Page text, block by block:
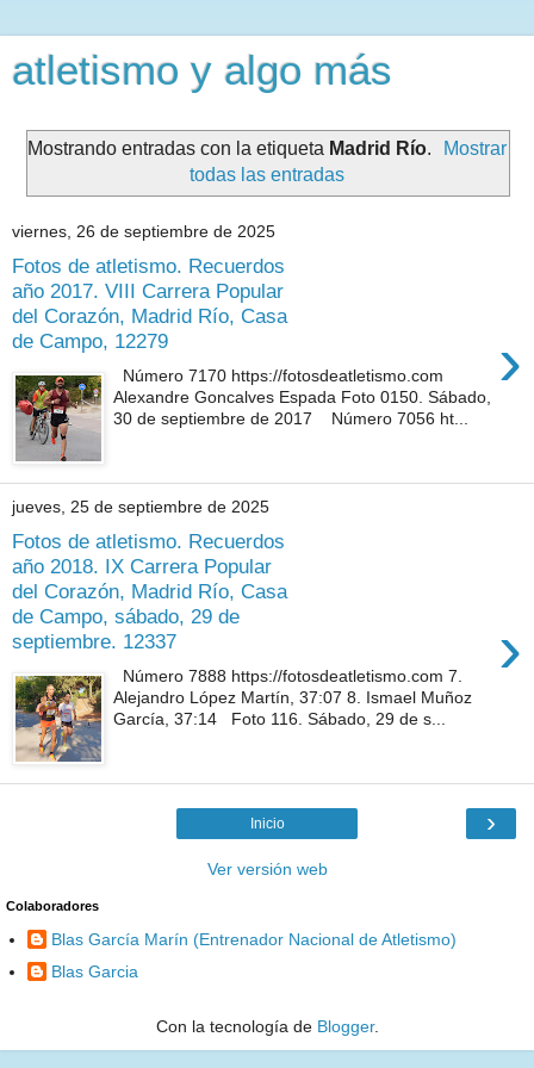
atletismo y algo más
Mostrando entradas con la etiqueta Madrid Río.
Mostrar
todas las entradas
viernes, 26 de septiembre de 2025
Fotos de atletismo. Recuerdos
año 2017. VIII Carrera Popular
del Corazón, Madrid Río, Casa
de Campo, 12279
›
Número 7170 https://fotosdeatletismo.com
Alexandre Goncalves Espada Foto 0150. Sábado,
30 de septiembre de 2017 Número 7056 ht...
jueves, 25 de septiembre de 2025
Fotos de atletismo. Recuerdos
año 2018. IX Carrera Popular
del Corazón, Madrid Río, Casa
de Campo, sábado, 29 de
septiembre. 12337
›
Número 7888 https://fotosdeatletismo.com 7.
Alejandro López Martín, 37:07 8. Ismael Muñoz
García, 37:14 Foto 116. Sábado, 29 de s...
›
Inicio
Ver versión web
Colaboradores
Blas García Marín (Entrenador Nacional de Atletismo)
Blas Garcia
Con la tecnología de Blogger.